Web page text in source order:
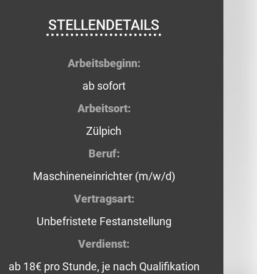
STELLENDETAILS
Arbeitsbeginn:
ab sofort
Arbeitsort:
Zülpich
Beruf:
Maschineneinrichter (m/w/d)
Vertragsart:
Unbefristete Festanstellung
Verdienst:
ab 18€ pro Stunde, je nach Qualifikation